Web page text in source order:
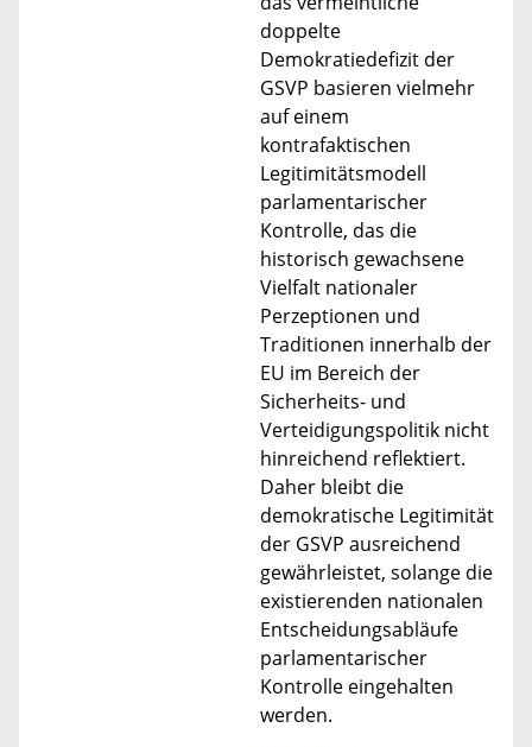
doppelte
Demokratiedefizit der
GSVP basieren vielmehr
auf einem
kontrafaktischen
Legitimitätsmodell
parlamentarischer
Kontrolle, das die
historisch gewachsene
Vielfalt nationaler
Perzeptionen und
Traditionen innerhalb der
EU im Bereich der
Sicherheits- und
Verteidigungspolitik nicht
hinreichend reflektiert.
Daher bleibt die
demokratische Legitimität
der GSVP ausreichend
gewährleistet, solange die
existierenden nationalen
Entscheidungsabläufe
parlamentarischer
Kontrolle eingehalten
werden.